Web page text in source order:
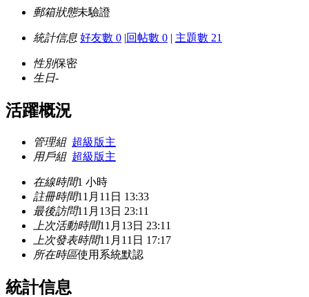
郵箱狀態未驗證
統計信息 好友數 0 |回帖數 0 | 主題數 21
性別保密
生日-
活躍概況
管理組 超級版主
用戶組 超級版主
在線時間1 小時
註冊時間11月11日 13:33
最後訪問11月13日 23:11
上次活動時間11月13日 23:11
上次發表時間11月11日 17:17
所在時區使用系統默認
統計信息